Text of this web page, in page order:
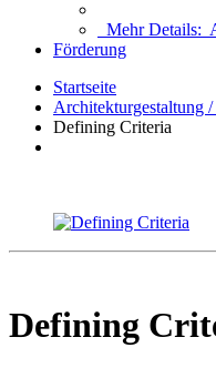
Mehr Details:
Förderung
Startseite
Architekturgestaltung
Defining Criteria
Defining